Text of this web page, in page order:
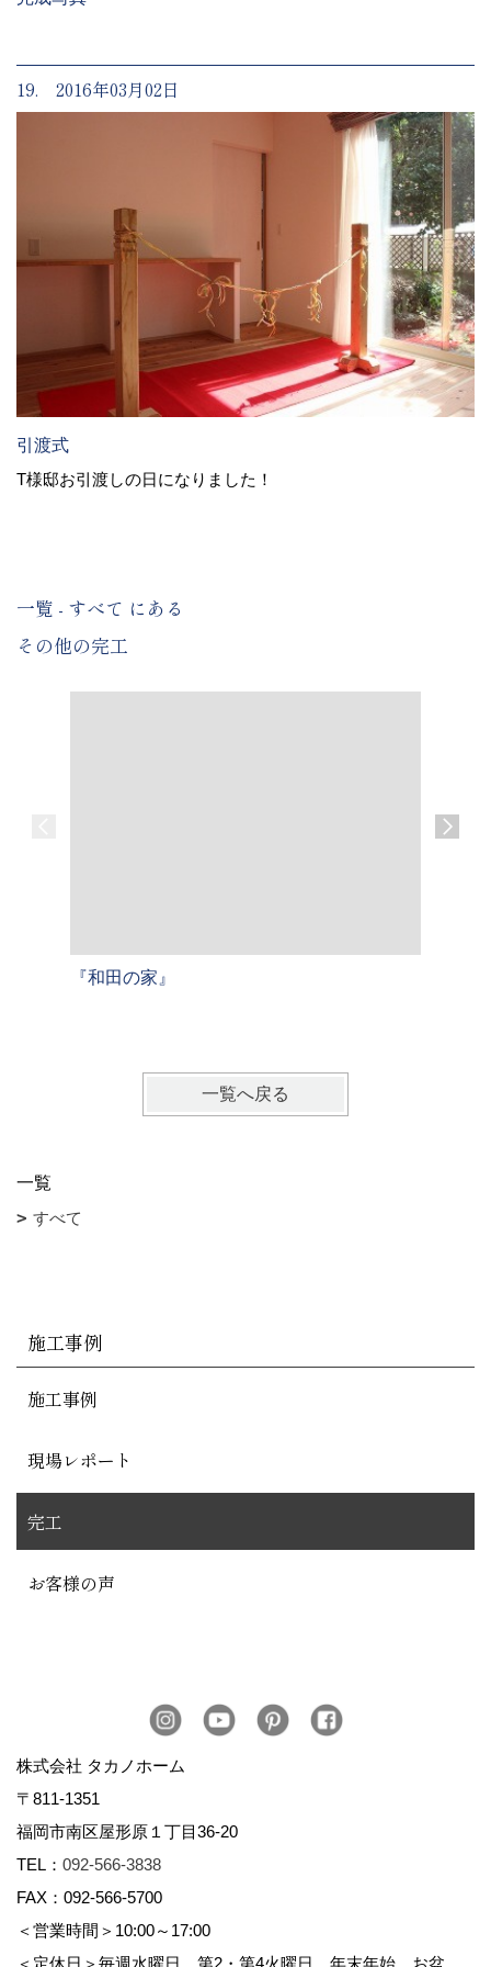
19. 2016年03月02日
引渡式
T様邸お引渡しの日になりました！
一覧 - すべて にある
その他の完工
『和田の家』
一覧へ戻る
一覧
すべて
施工事例
施工事例
現場レポート
完工
お客様の声
株式会社 タカノホーム
〒811-1351
福岡市南区屋形原１丁目36-20
TEL： 092-566-3838
FAX：092-566-5700
＜営業時間＞10:00～17:00